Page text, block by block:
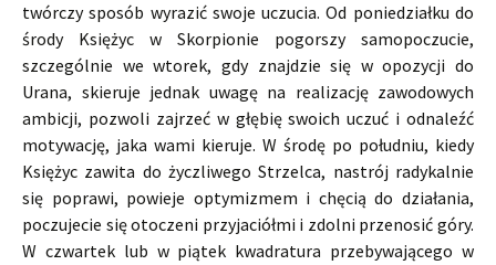
twórczy sposób wyrazić swoje uczucia. Od poniedziałku do
środy Księżyc w Skorpionie pogorszy samopoczucie,
szczególnie we wtorek, gdy znajdzie się w opozycji do
Urana, skieruje jednak uwagę na realizację zawodowych
ambicji, pozwoli zajrzeć w głębię swoich uczuć i odnaleźć
motywację, jaka wami kieruje. W środę po południu, kiedy
Księżyc zawita do życzliwego Strzelca, nastrój radykalnie
się poprawi, powieje optymizmem i chęcią do działania,
poczujecie się otoczeni przyjaciółmi i zdolni przenosić góry.
W czwartek lub w piątek kwadratura przebywającego w